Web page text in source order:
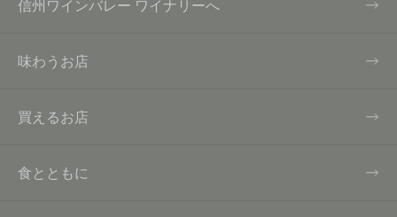
信州ワインバレー ワイナリーへ
味わうお店
買えるお店
食とともに